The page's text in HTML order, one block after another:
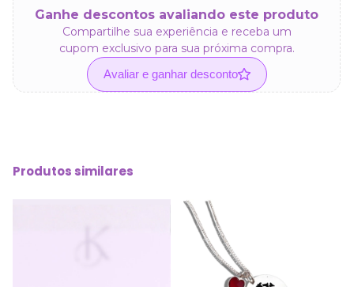
Ganhe descontos avaliando este produto
Compartilhe sua experiência e receba um
cupom exclusivo para sua próxima compra.
Avaliar e ganhar desconto
Produtos similares